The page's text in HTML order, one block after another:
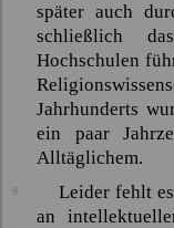
später auch
schließlich
Hochschulen
Jahrhunderts
ein paar
Alltäglichem.
9
Leider fehlt
an